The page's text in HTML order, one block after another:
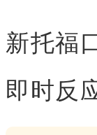
新托福
即时反